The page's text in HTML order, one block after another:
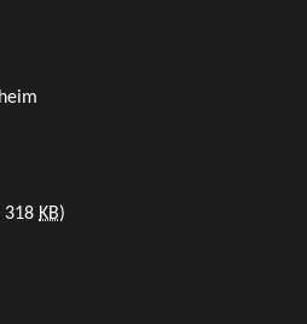
318 KB)